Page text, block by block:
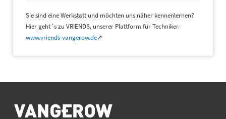
Sie sind eine Werkstatt und möchten uns näher kennenlernen?
Hier geht´s zu VRIENDS, unserer Plattform für Techniker.
www.vriends-vangerow.de↗